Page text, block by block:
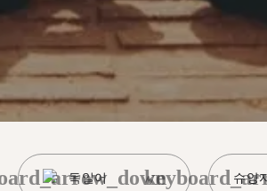
독일어 슈양